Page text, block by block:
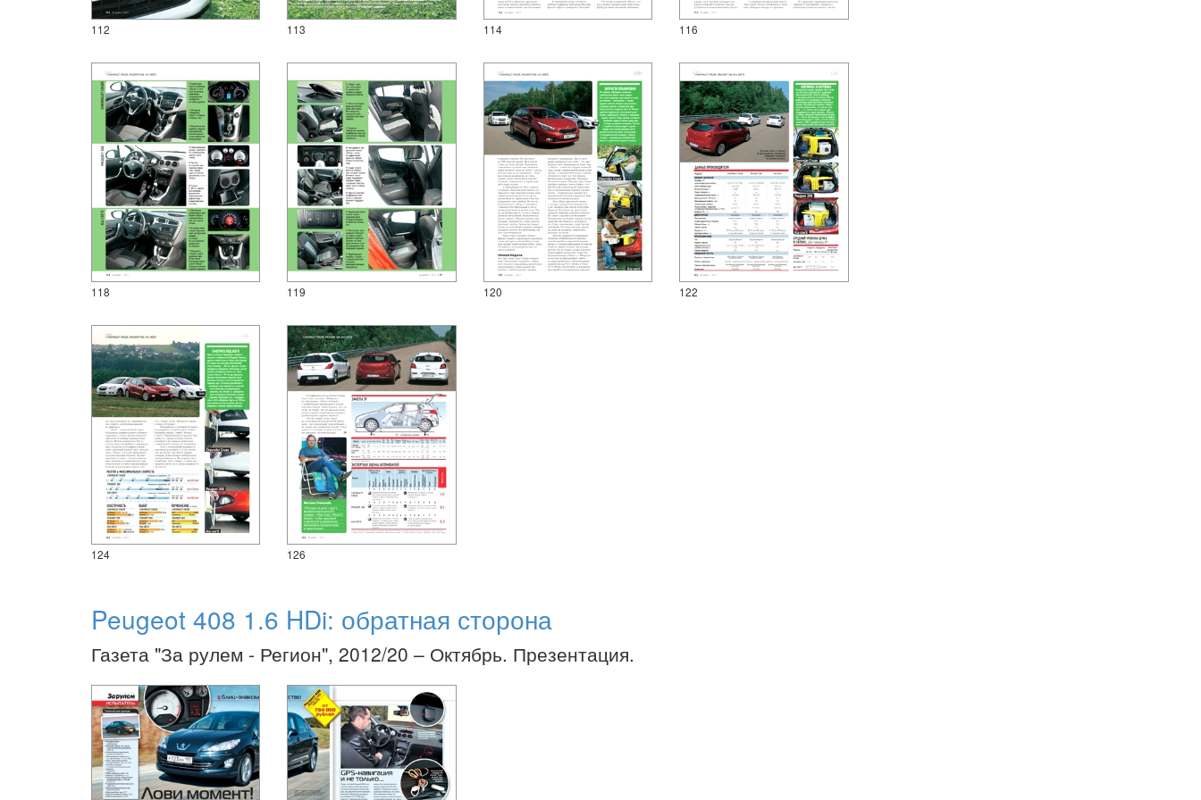
112 113 114 116
118 119 120 122
124 126
Peugeot 408 1.6 HDi: обратная сторона
Газета "За рулем - Регион", 2012/20 – Октябрь. Презентация.